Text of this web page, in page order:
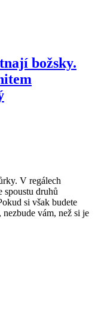
božsky.
V regálech
spoustu druhů
si však budete
vám, než si je